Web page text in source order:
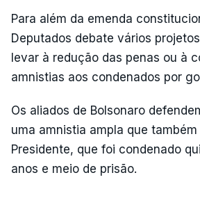
Para além da emenda
Deputados debate vários
levar à redução das penas ou à
amnistias aos condenados por
Os aliados de Bolsonaro
uma amnistia ampla que
Presidente, que foi condenado
anos e meio de prisão.